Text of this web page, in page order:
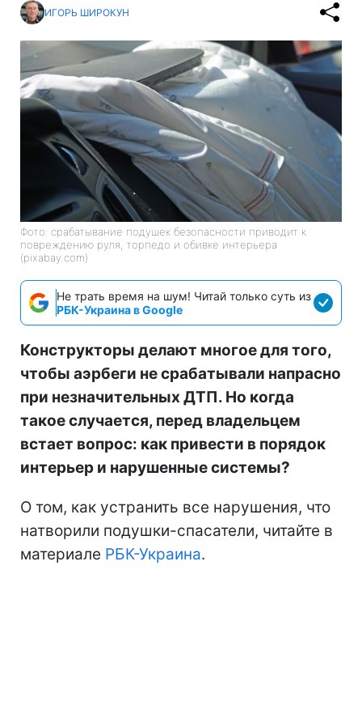
ИГОРЬ ШИРОКУН
Фото: срабатывание подушек безопасности приводит к
повреждению руля, торпедо и обивке интерьера
(pixabay.com)
Не трать время на шум! Читай только суть из
РБК-Украина в Google
Конструкторы делают многое для того,
чтобы аэрбеги не срабатывали напрасно
при незначительных ДТП. Но когда
такое случается, перед владельцем
встает вопрос: как привести в порядок
интерьер и нарушенные системы?
О том, как устранить все нарушения, что
натворили подушки-спасатели, читайте в
материале РБК-Украина.